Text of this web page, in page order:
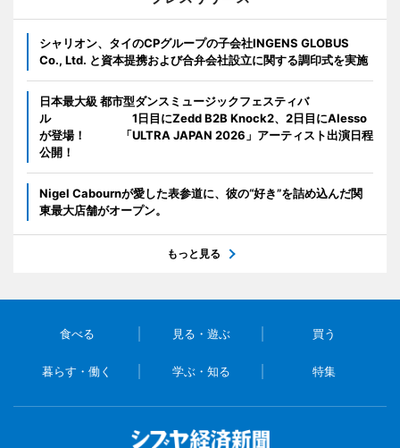
シャリオン、タイのCPグループの子会社INGENS GLOBUS
Co., Ltd. と資本提携および合弁会社設立に関する調印式を実施
日本最大級 都市型ダンスミュージックフェスティバ
ル 1日目にZedd B2B Knock2、2日目にAlesso
が登場！ 「ULTRA JAPAN 2026」アーティスト出演日程
公開！
Nigel Cabournが愛した表参道に、彼の“好き”を詰め込んだ関
東最大店舗がオープン。
もっと見る
食べる 見る・遊ぶ 買う
暮らす・働く 学ぶ・知る 特集